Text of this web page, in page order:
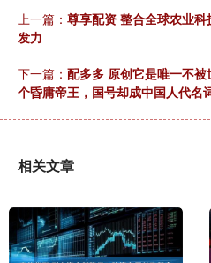
上一篇： 尊享配资 整合全球农业
发力
下一篇： 配多多 原创它是唯一不
个昏庸帝王，国号却成中国人代名
相关文章